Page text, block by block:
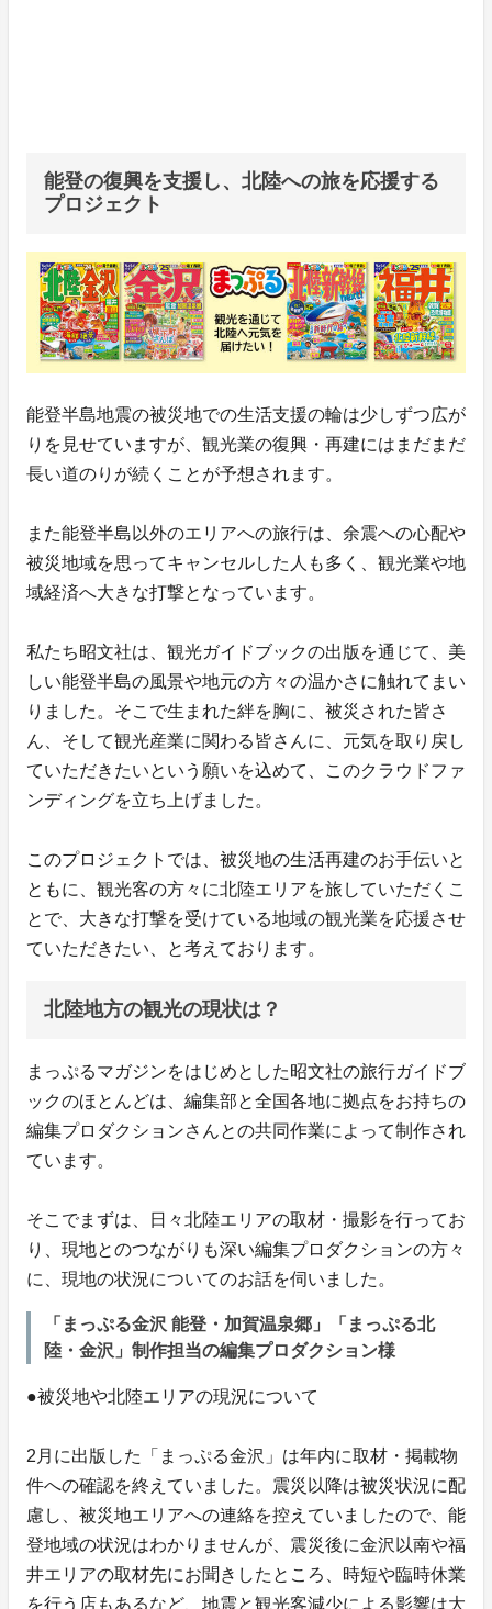
能登の復興を支援し、北陸への旅を応援する
プロジェクト
能登半島地震の被災地での生活支援の輪は少しずつ広が
りを見せていますが、観光業の復興・再建にはまだまだ
長い道のりが続くことが予想されます。
また能登半島以外のエリアへの旅行は、余震への心配や
被災地域を思ってキャンセルした人も多く、観光業や地
域経済へ大きな打撃となっています。
私たち昭文社は、観光ガイドブックの出版を通じて、美
しい能登半島の風景や地元の方々の温かさに触れてまい
りました。そこで生まれた絆を胸に、被災された皆さ
ん、そして観光産業に関わる皆さんに、元気を取り戻し
ていただきたいという願いを込めて、このクラウドファ
ンディングを立ち上げました。
このプロジェクトでは、被災地の生活再建のお手伝いと
ともに、観光客の方々に北陸エリアを旅していただくこ
とで、大きな打撃を受けている地域の観光業を応援させ
ていただきたい、と考えております。
北陸地方の観光の現状は？
まっぷるマガジンをはじめとした昭文社の旅行ガイドブ
ックのほとんどは、編集部と全国各地に拠点をお持ちの
編集プロダクションさんとの共同作業によって制作され
ています。
そこでまずは、日々北陸エリアの取材・撮影を行ってお
り、現地とのつながりも深い編集プロダクションの方々
に、現地の状況についてのお話を伺いました。
「まっぷる金沢 能登・加賀温泉郷」「まっぷる北
陸・金沢」制作担当の編集プロダクション様
●被災地や北陸エリアの現況について
2月に出版した「まっぷる金沢」は年内に取材・掲載物
件への確認を終えていました。震災以降は被災状況に配
慮し、被災地エリアへの連絡を控えていましたので、能
登地域の状況はわかりませんが、震災後に金沢以南や福
井エリアの取材先にお聞きしたところ、時短や臨時休業
を行う店もあるなど、地震と観光客減少による影響は大